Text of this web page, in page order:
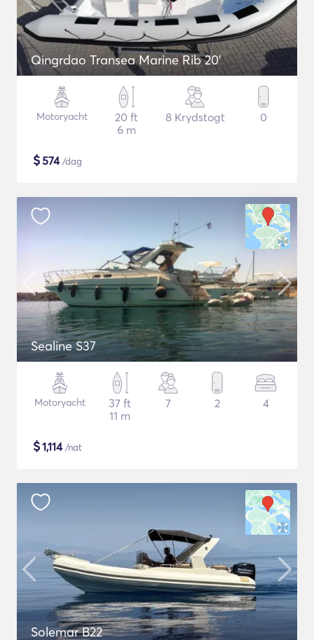
Qingrdao Transea Marine Rib 20'
Motoryacht
20 ft
6 m
8 Krydstogt 0
$574/dag
Sealine S37
Motoryacht
37 ft
11 m
7 2 4
$1,114/nat
Solemar B22